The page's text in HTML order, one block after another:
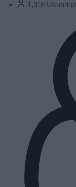
1,318 Usuarios